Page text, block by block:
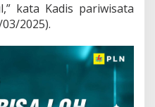
kata Kadis pariwisata
2025).